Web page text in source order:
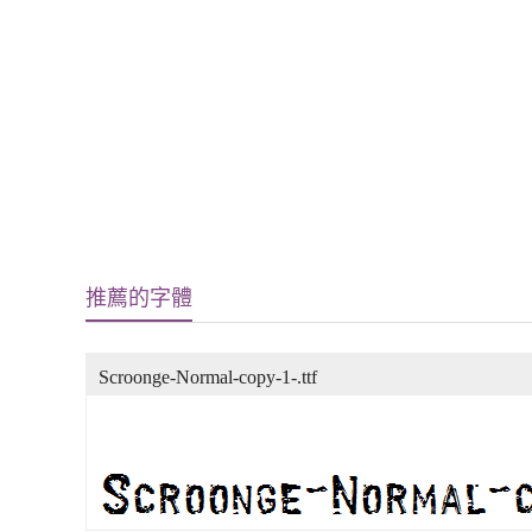
推薦的字體
Scroonge-Normal-copy-1-.ttf